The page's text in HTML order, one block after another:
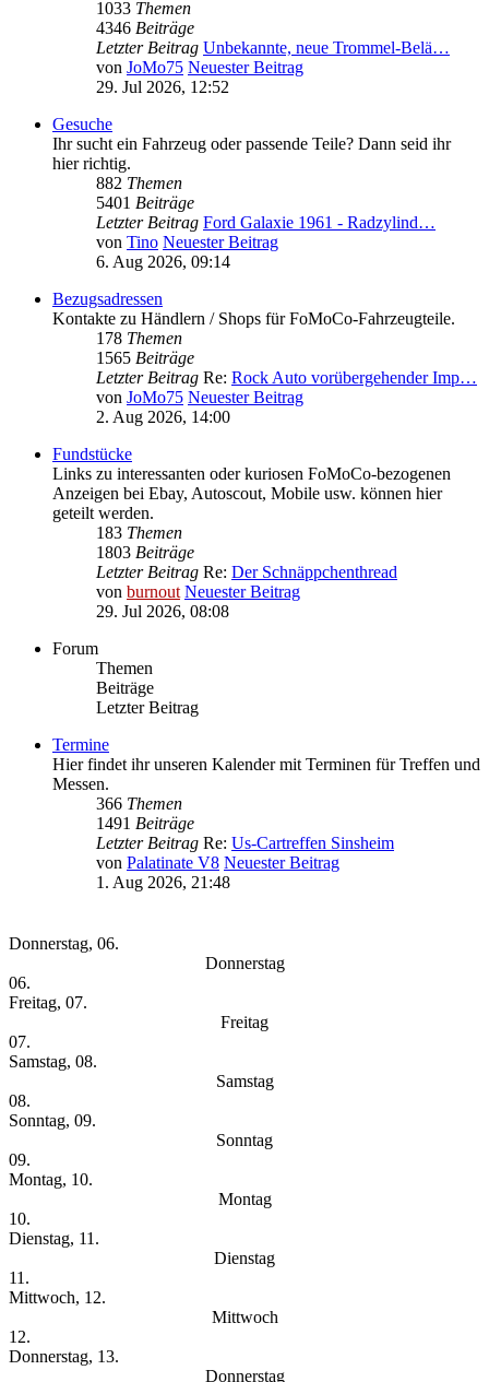
1033 Themen
4346 Beiträge
Letzter Beitrag Unbekannte, neue Trommel-Belä…
von JoMo75 Neuester Beitrag
29. Jul 2026, 12:52
Gesuche
Ihr sucht ein Fahrzeug oder passende Teile? Dann seid ihr
hier richtig.
882 Themen
5401 Beiträge
Letzter Beitrag Ford Galaxie 1961 - Radzylind…
von Tino Neuester Beitrag
6. Aug 2026, 09:14
Bezugsadressen
Kontakte zu Händlern / Shops für FoMoCo-Fahrzeugteile.
178 Themen
1565 Beiträge
Letzter Beitrag Re: Rock Auto vorübergehender Imp…
von JoMo75 Neuester Beitrag
2. Aug 2026, 14:00
Fundstücke
Links zu interessanten oder kuriosen FoMoCo-bezogenen
Anzeigen bei Ebay, Autoscout, Mobile usw. können hier
geteilt werden.
183 Themen
1803 Beiträge
Letzter Beitrag Re: Der Schnäppchenthread
von burnout Neuester Beitrag
29. Jul 2026, 08:08
Forum
Themen
Beiträge
Letzter Beitrag
Termine
Hier findet ihr unseren Kalender mit Terminen für Treffen und
Messen.
366 Themen
1491 Beiträge
Letzter Beitrag Re: Us-Cartreffen Sinsheim
von Palatinate V8 Neuester Beitrag
1. Aug 2026, 21:48
Donnerstag, 06.
Donnerstag
06.
Freitag, 07.
Freitag
07.
Samstag, 08.
Samstag
08.
Sonntag, 09.
Sonntag
09.
Montag, 10.
Montag
10.
Dienstag, 11.
Dienstag
11.
Mittwoch, 12.
Mittwoch
12.
Donnerstag, 13.
Donnerstag